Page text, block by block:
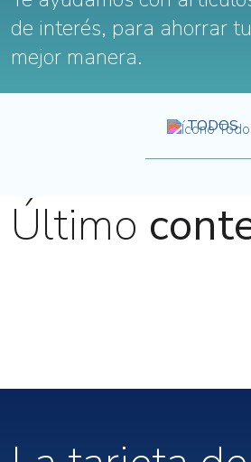
de interés, para ahorrar
mejor manera.
TODOS
Último